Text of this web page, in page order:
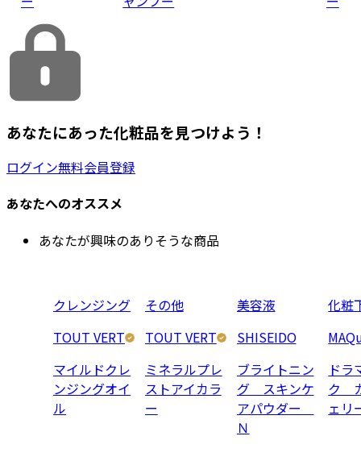
あなたにあった化粧品を見つけよう！
ログイン無料会員登録
あなたへのオススメ
あなたが興味のありそうな商品
クレンジング
TOUT VERT
マイルドクレ
ンジングオイ
ル
その他
TOUT VERT
ミネラルプレ
ストアイカラ
ー
美容液
SHISEIDO
ブライトニン
グ スキンケ
アパウダー
Ｎ
化粧
ドラ
ク
ェ